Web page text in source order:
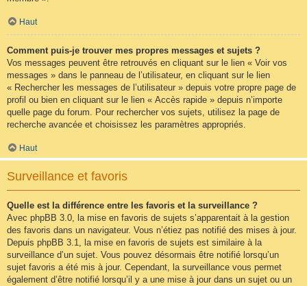
Haut
Comment puis-je trouver mes propres messages et sujets ?
Vos messages peuvent être retrouvés en cliquant sur le lien « Voir vos
messages » dans le panneau de l’utilisateur, en cliquant sur le lien
« Rechercher les messages de l’utilisateur » depuis votre propre page de
profil ou bien en cliquant sur le lien « Accès rapide » depuis n’importe
quelle page du forum. Pour rechercher vos sujets, utilisez la page de
recherche avancée et choisissez les paramètres appropriés.
Haut
Surveillance et favoris
Quelle est la différence entre les favoris et la surveillance ?
Avec phpBB 3.0, la mise en favoris de sujets s’apparentait à la gestion
des favoris dans un navigateur. Vous n’étiez pas notifié des mises à jour.
Depuis phpBB 3.1, la mise en favoris de sujets est similaire à la
surveillance d’un sujet. Vous pouvez désormais être notifié lorsqu’un
sujet favoris a été mis à jour. Cependant, la surveillance vous permet
également d’être notifié lorsqu’il y a une mise à jour dans un sujet ou un